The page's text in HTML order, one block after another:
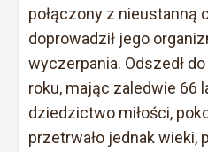
połączony z nieustanną
doprowadził jego
wyczerpania. Odszedł
roku, mając zaledwie 66
dziedzictwo miłości,
przetrwało jednak wieki,